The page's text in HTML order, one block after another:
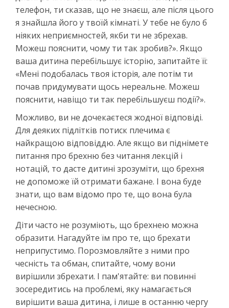
телефон, ти сказав, що не знаєш, але після цього
я знайшла його у твоїй кімнаті. У тебе не було б
ніяких неприємностей, якби ти не збрехав.
Можеш пояснити, чому ти так зробив?». Якщо
ваша дитина перебільшує історію, запитайте її:
«Мені подобалась твоя історія, але потім ти
почав придумувати щось нереальне. Можеш
пояснити, навіщо ти так перебільшуєш події?».
Можливо, ви не дочекаєтеся жодної відповіді.
Для деяких підлітків потиск плечима є
найкращою відповіддю. Але якщо ви піднімете
питання про брехню без читання лекцій і
нотацій, то дасте дитині зрозуміти, що брехня
не допоможе їй отримати бажане. І вона буде
знати, що вам відомо про те, що вона була
нечесною.
Діти часто не розуміють, що брехнею можна
образити. Нагадуйте їм про те, що брехати
неприпустимо. Порозмовляйте з ними про
чесність та обман, спитайте, чому вони
вирішили збрехати. І пам'ятайте: ви повинні
зосередитись на проблемі, яку намагається
вирішити ваша дитина, і лише в останню чергу